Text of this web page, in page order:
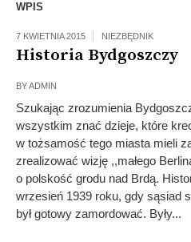
WPIS
7 KWIETNIA 2015 NIEZBĘDNIK
Historia Bydgoszczy
BYADMIN
Szukając zrozumienia
wszystkim znać dzieje, które
w tożsamość tego miasta mieli
zrealizować wizję ,,małego
o polskość grodu nad Brdą.
wrzesień 1939 roku, gdy sąsiad
był gotowy zamordować. Były...